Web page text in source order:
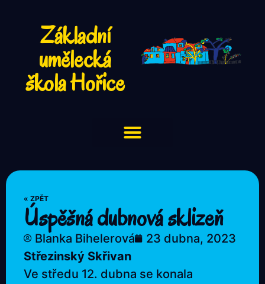
Základní
umělecká
škola Hořice
« ZPĚT
Úspěšná dubnová sklizeň
Blanka Bihelerová
23 dubna, 2023
Střezinský Skřivan
Ve středu 12. dubna se konala